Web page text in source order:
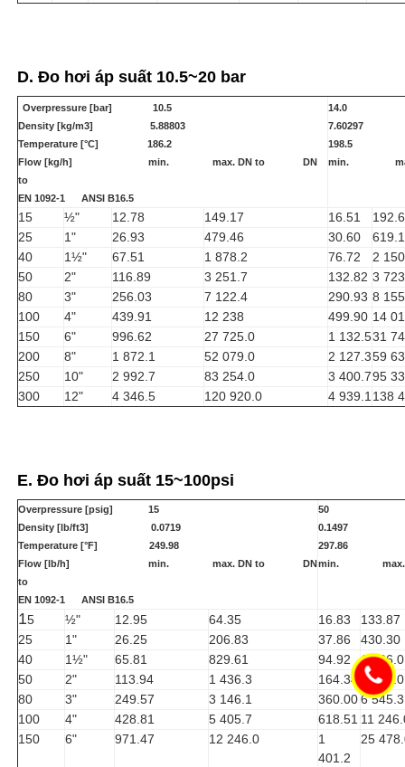
D. Đo hơi áp suất 10.5~20 bar
Overpressure [bar] 10.5
Density [kg/m3] 5.88803
Temperature [°C] 186.2
Flow [kg/h] min. max. DN to DN
to
EN 1092-1 ANSI B16.5
14.0
7.60297
198.5
min.
15 ½" 12.78 149.17 16.51
25
1" 26.93 479.46 30.60
40
1½" 67.51 1 878.2 76.72
2
50
2" 116.89 3 251.7 132.82 3
80
3" 256.03 7 122.4 290.93 8
100
4" 439.91 12 238 499.90 14
150
6" 996.62 27 725.0 1 132.531
200
8" 1 872.1 52 079.0 2 127.359
250
10" 2 992.7 83 254.0 3 400.795
300
12" 4 346.5 120 920.0 4 939.1 138
E. Đo hơi áp suất 15~100psi
Overpressure [psig] 15
Density [lb/ft3] 0.0719
Temperature [°F] 249.98
Flow [lb/h] min. max. DN to DN
to
EN 1092-1 ANSI B16.5
50
0.1497
297.86
min. max.
15 ½" 12.95 64.35 16.83
133.87
25
1" 26.25 206.83 37.86
430.30
40
1½" 65.81 829.61 94.92
1 726.0
50
2" 113.94 1 436.3 164.34
2 988.0
80
3" 249.57 3 146.1 360.006 545.3
100
4" 428.81 5 405.7 618.51 11
150
6" 971.47 12 246.0
1
401.2
25